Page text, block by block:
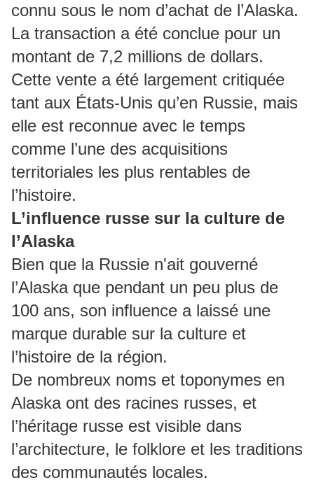
connu sous le nom d’achat de l’Alaska.
La transaction a été conclue pour un
montant de 7,2 millions de dollars.
Cette vente a été largement critiquée
tant aux États-Unis qu’en Russie, mais
elle est reconnue avec le temps
comme l’une des acquisitions
territoriales les plus rentables de
l’histoire.
L’influence russe sur la culture de
l’Alaska
Bien que la Russie n'ait gouverné
l’Alaska que pendant un peu plus de
100 ans, son influence a laissé une
marque durable sur la culture et
l’histoire de la région.
De nombreux noms et toponymes en
Alaska ont des racines russes, et
l’héritage russe est visible dans
l’architecture, le folklore et les traditions
des communautés locales.